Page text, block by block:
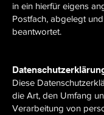
in ein hierfür eigens
Postfach, abgelegt
beantwortet.
Diese
die Art, den Umfang
Verarbeitung von